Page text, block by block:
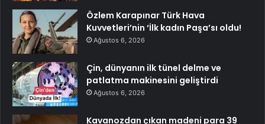
Özlem Karapınar Türk Hava
Kuvvetleri’nin ‘İlk kadın Paşa’sı oldu!
Ağustos 6, 2026
Çin, dünyanın ilk tünel delme ve
patlatma makinesini geliştirdi
Ağustos 6, 2026
Kavanozdan çıkan madeni para 39